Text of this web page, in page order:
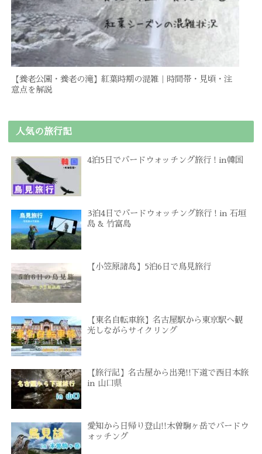
【養老公園・養老の滝】紅葉時期の混雑｜時間帯・見頃・注
意点を解説
人気の旅行記
4泊5日でバードウォッチング旅行 ! in韓国
3泊4日でバードウォッチング旅行 ! in 石垣
島 & 竹富島
【小笠原諸島】5泊6日で鳥見旅行
【東名自転車旅】名古屋駅から東京駅へ観
光しながらサイクリング
【旅行記】名古屋から出発!!下道で西日本旅
in 山口県
愛知から日帰り登山!!木曽駒ヶ岳でバードウ
ォッチング